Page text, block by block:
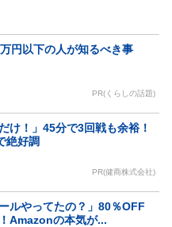
円以下の人が知るべき事
PR(くらしの話題)
け！」45分で3回戦も余裕！
絶好調
PR(健商株式会社)
ルやってたの？」80％OFF
Amazonの本気が...